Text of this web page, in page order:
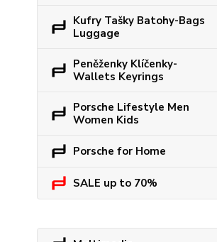
Kufry Tašky Batohy-Bags
Luggage
Peněženky Klíčenky-
Wallets Keyrings
Porsche Lifestyle Men
Women Kids
Porsche for Home
SALE up to 70%